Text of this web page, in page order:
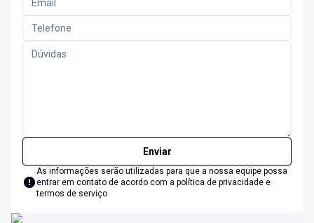
Enviar
As informações serão utilizadas para que a nossa equipe possa
entrar em contato de acordo com a política de privacidade e
termos de serviço